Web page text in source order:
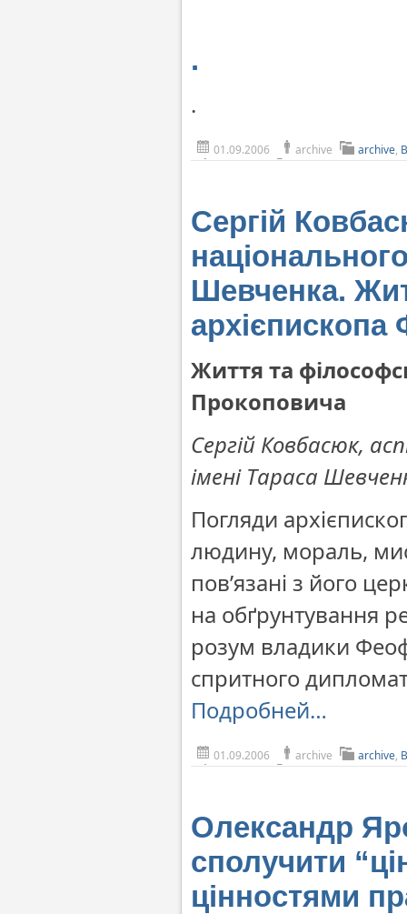
.
.
01.09.2006 archive archive,
Сергій
Шевченка.
Життя та
Прокоповича
Сергій Ковбасюк,
імені Тараса
Погляди
людину, мораль,
пов’язані з його
на обґрунтування
розум владики
спритного
Подробней…
01.09.2006 archive archive,
Олександр
сполучити
цінностями